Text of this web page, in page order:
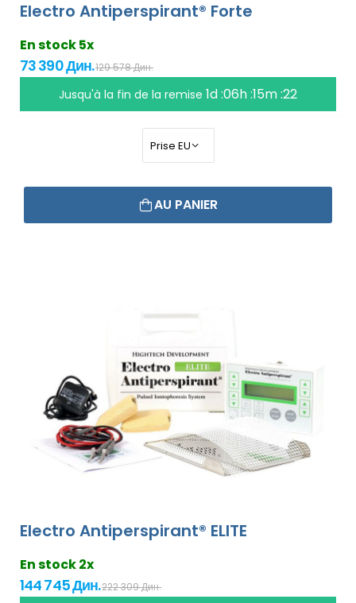
Electro Antiperspirant® Forte
En stock 5x
73 390 Дин.129 578 Дин.
Jusqu'à la fin de la remise1d :06h :15m :21
AU PANIER
Electro Antiperspirant® ELITE
En stock 2x
144 745 Дин.222 309 Дин.